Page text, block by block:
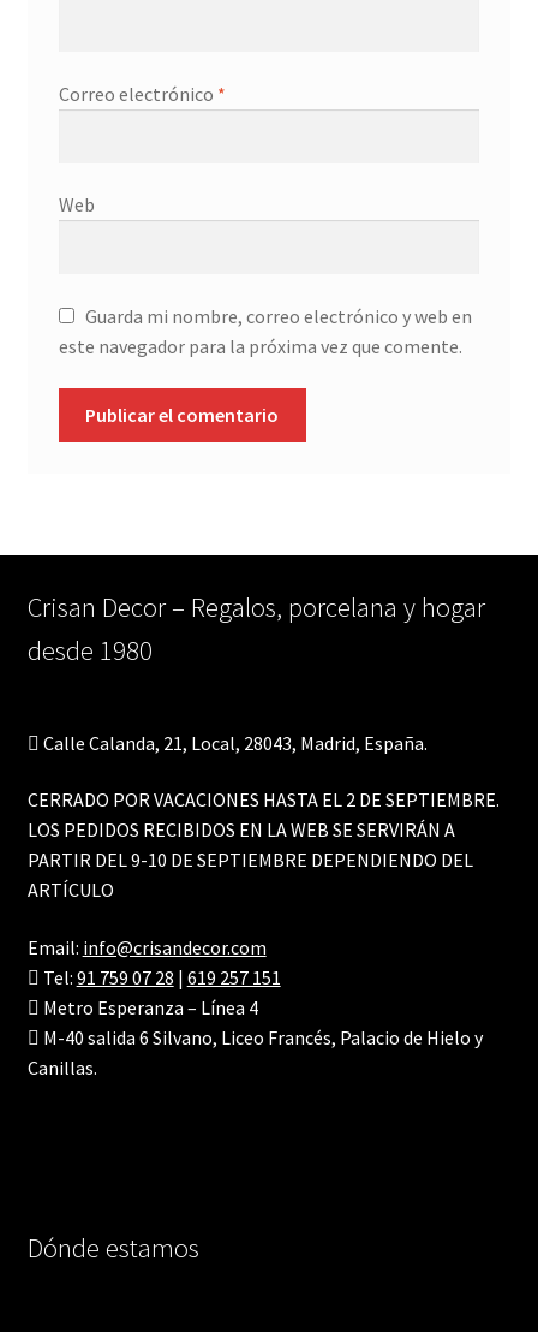
Correo electrónico *
Web
Guarda mi nombre, correo electrónico y web en
este navegador para la próxima vez que comente.
Crisan Decor – Regalos, porcelana y hogar
desde 1980
Calle Calanda, 21, Local, 28043, Madrid, España.
CERRADO POR VACACIONES HASTA EL 2 DE SEPTIEMBRE.
LOS PEDIDOS RECIBIDOS EN LA WEB SE SERVIRÁN A
PARTIR DEL 9-10 DE SEPTIEMBRE DEPENDIENDO DEL
ARTÍCULO
Email: info@crisandecor.com
Tel: 91 759 07 28 | 619 257 151
Metro Esperanza – Línea 4
M-40 salida 6 Silvano, Liceo Francés, Palacio de Hielo y
Canillas.
Dónde estamos